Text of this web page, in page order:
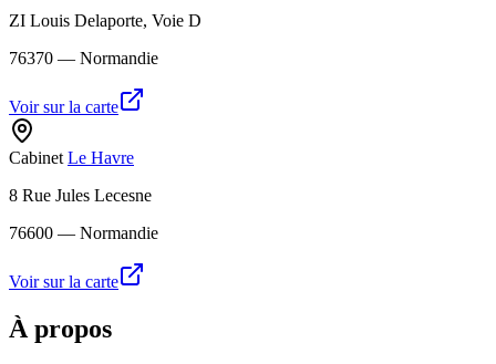
ZI Louis Delaporte, Voie D
76370 — Normandie
Voir sur la carte
Cabinet Le Havre
8 Rue Jules Lecesne
76600 — Normandie
Voir sur la carte
À propos